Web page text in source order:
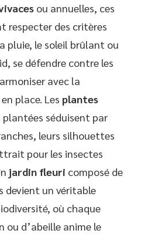
ou annuelles, ces
respecter des critères
pluie, le soleil brûlant ou
se défendre contre les
avec la
place. Les plantes
plantées séduisent par
leurs silhouettes
pour les insectes
jardin fleuri composé de
devient un véritable
où chaque
ou d’abeille anime le